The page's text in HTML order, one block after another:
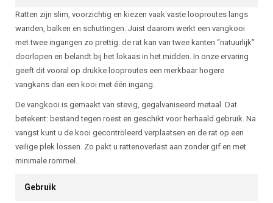
Ratten zijn slim, voorzichtig en kiezen vaak vaste looproutes langs
wanden, balken en schuttingen. Juist daarom werkt een vangkooi
met twee ingangen zo prettig: de rat kan van twee kanten “natuurlijk”
doorlopen en belandt bij het lokaas in het midden. In onze ervaring
geeft dit vooral op drukke looproutes een merkbaar hogere
vangkans dan een kooi met één ingang.
De vangkooi is gemaakt van stevig, gegalvaniseerd metaal. Dat
betekent: bestand tegen roest en geschikt voor herhaald gebruik. Na
vangst kunt u de kooi gecontroleerd verplaatsen en de rat op een
veilige plek lossen. Zo pakt u rattenoverlast aan zonder gif en met
minimale rommel.
Gebruik